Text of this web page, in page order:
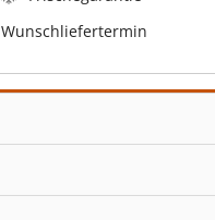
Wunschliefertermin